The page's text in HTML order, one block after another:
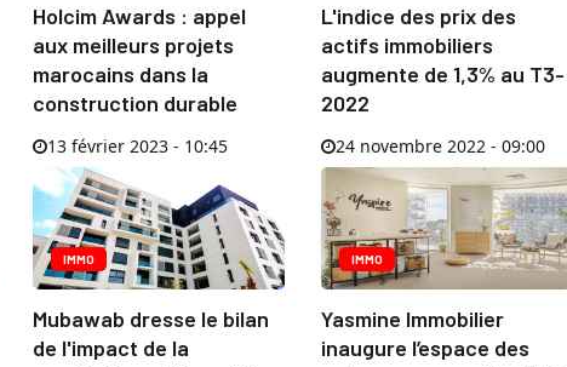
Holcim Awards : appel
aux meilleurs projets
marocains dans la
construction durable
13 février 2023 - 10:45
L'indice des prix des
actifs immobiliers
augmente de 1,3% au T3-
2022
24 novembre 2022 - 09:00
IMMO
Mubawab dresse le bilan
de l'impact de la
IMMO
Yasmine Immobilier
inaugure l’espace des